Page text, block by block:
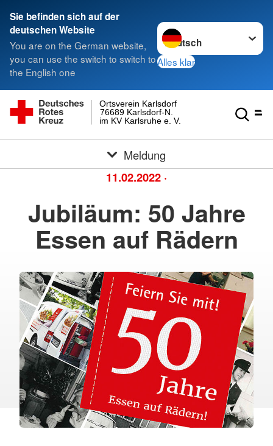
Sie befinden sich auf der
deutschen Website
You are on the German website,
you can use the switch to switch to
the English one
Sprache wechseln zu
Alles klar
im KV Karlsruhe e. V.
76689 Karlsdorf-N.
Ortsverein Karlsdorf
Meldung
11.02.2022 ·
Jubiläum: 50 Jahre
Essen auf Rädern